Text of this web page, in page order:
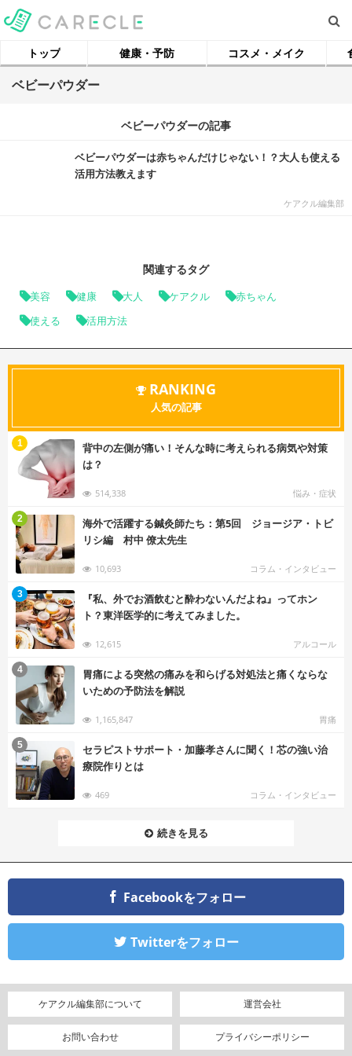
トップ 健康・予防 コスメ・メイク
ベビーパウダー
ベビーパウダーの記事
ベビーパウダーは赤ちゃんだけじゃない！？大人も使える
活用方法教えます
ケアクル編集部
関連するタグ
美容 健康 大人 ケアクル 赤ちゃん
使える 活用方法
RANKING
人気の記事
背中の左側が痛い！そんな時に考えられる病気や対策
は？
514,338 悩み・症状
1
海外で活躍する鍼灸師たち：第5回 ジョージア・トビ
リシ編 村中 僚太先生
10,693 コラム・インタビュー
2
『私、外でお酒飲むと酔わないんだよね』ってホン
ト？東洋医学的に考えてみました。
12,615 アルコール
3
胃痛による突然の痛みを和らげる対処法と痛くならな
いための予防法を解説
1,165,847 胃痛
4
セラピストサポート・加藤孝さんに聞く！芯の強い治
療院作りとは
469 コラム・インタビュー
5
続きを見る
Facebookをフォロー
Twitterをフォロー
ケアクル編集部について 運営会社
お問い合わせ プライバシーポリシー